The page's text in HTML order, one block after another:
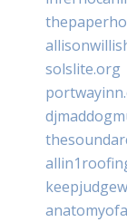
solslite.org